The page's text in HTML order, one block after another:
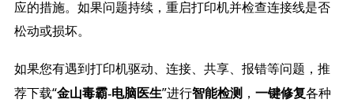
应的措施。如果问题持续，重启打印机并检查连接线是否
松动或损坏。
如果您有遇到打印机驱动、连接、共享、报错等问题，推
荐下载“金山毒霸-电脑医生”进行智能检测， 一键修复各种